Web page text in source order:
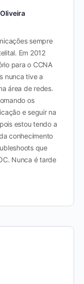
sempre
Em 2012
para o CCNA
nunca tive a
área de redes.
os
e seguir na
estou tendo a
conhecimento
que
Nunca é tarde